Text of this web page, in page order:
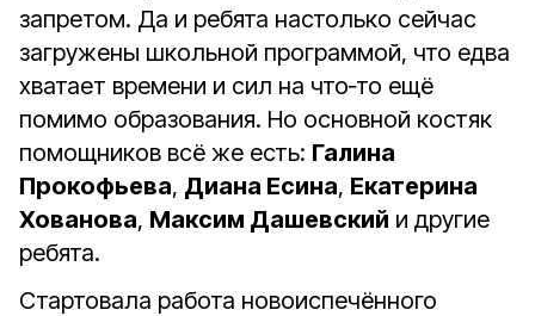
запретом. Да и ребята настолько сейчас
загружены школьной программой, что едва
хватает времени и сил на что‑то ещё
помимо образования. Но основной костяк
помощников всё же есть: Галина
Прокофьева, Диана Есина, Екатерина
Хованова, Максим Дашевский и другие
ребята.
Стартовала работа новоиспечённого